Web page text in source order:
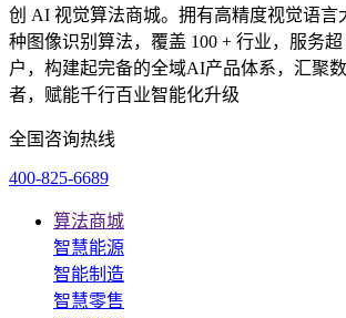
创 AI 视觉算法商城。拥有高精度视觉语言
种图像识别算法，覆盖 100 + 行业，服务超
户，构建起完备的全域AI产品体系，汇聚
者，赋能千行百业智能化升级
全国咨询热线
400-825-6689
算法商城
智慧能源
智能制造
智慧零售